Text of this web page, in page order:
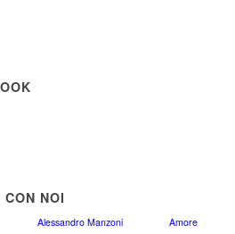
NOI
Alessandro Manzoni
Amore